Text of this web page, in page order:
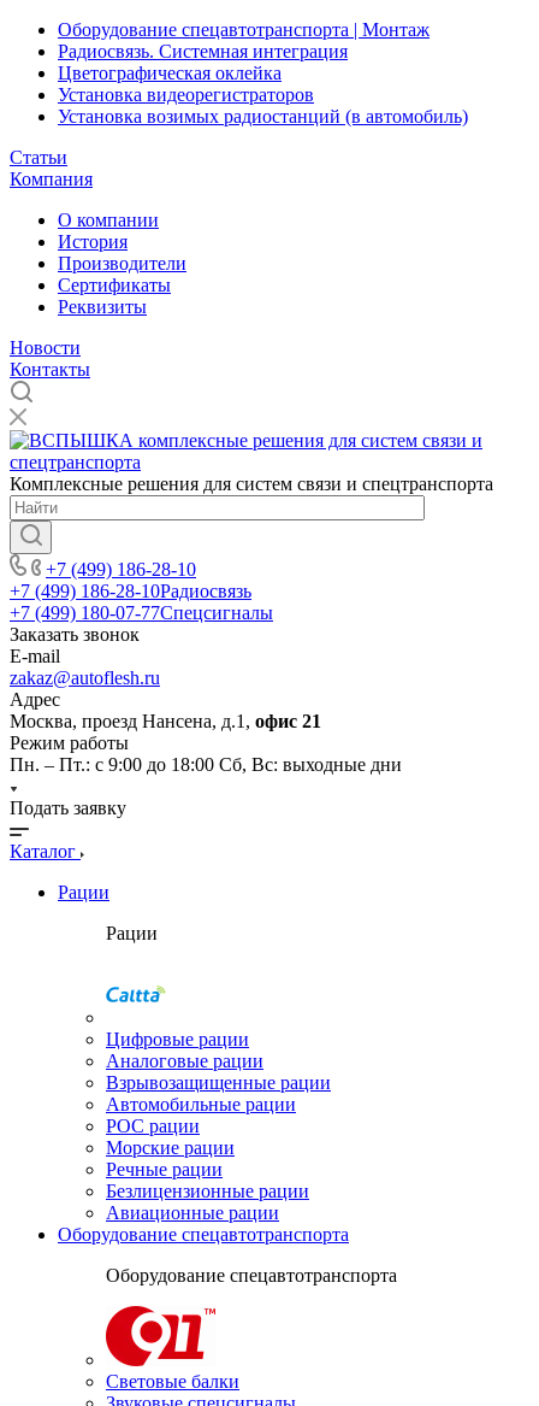
Оборудование спецавтотранспорта | Монтаж
Радиосвязь. Системная интеграция
Цветографическая оклейка
Установка видеорегистраторов
Установка возимых радиостанций (в автомобиль)
Статьи
Компания
О компании
История
Производители
Сертификаты
Реквизиты
Новости
Контакты
Комплексные решения для систем связи и спецтранспорта
+7 (499) 186-28-10
+7 (499) 186-28-10Радиосвязь
+7 (499) 180-07-77Спецсигналы
Заказать звонок
E-mail
zakaz@autoflesh.ru
Адрес
Москва, проезд Нансена, д.1, офис 21
Режим работы
Пн. – Пт.: с 9:00 до 18:00 Cб, Вс: выходные дни
Подать заявку
Каталог
Рации
Рации
Цифровые рации
Аналоговые рации
Взрывозащищенные рации
Автомобильные рации
POC рации
Морские рации
Речные рации
Безлицензионные рации
Авиационные рации
Оборудование спецавтотранспорта
Оборудование спецавтотранспорта
Световые балки